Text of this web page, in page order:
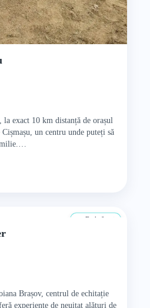
exact 10 km distanță de orașul
un centru unde puteți să
De la 0 ani
Brașov, centrul de echitație
experiențe de neuitat alături de